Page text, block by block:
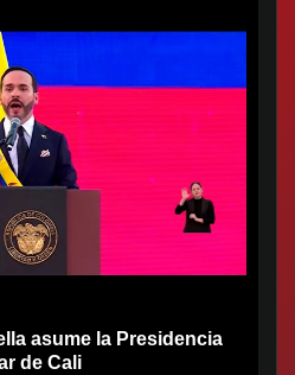
asume la Presidencia
de Cali